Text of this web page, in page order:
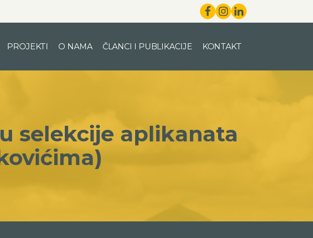
PROJEKTI O NAMA ČLANCI I PUBLIKACIJE KONTAKT
selekcije aplikanata